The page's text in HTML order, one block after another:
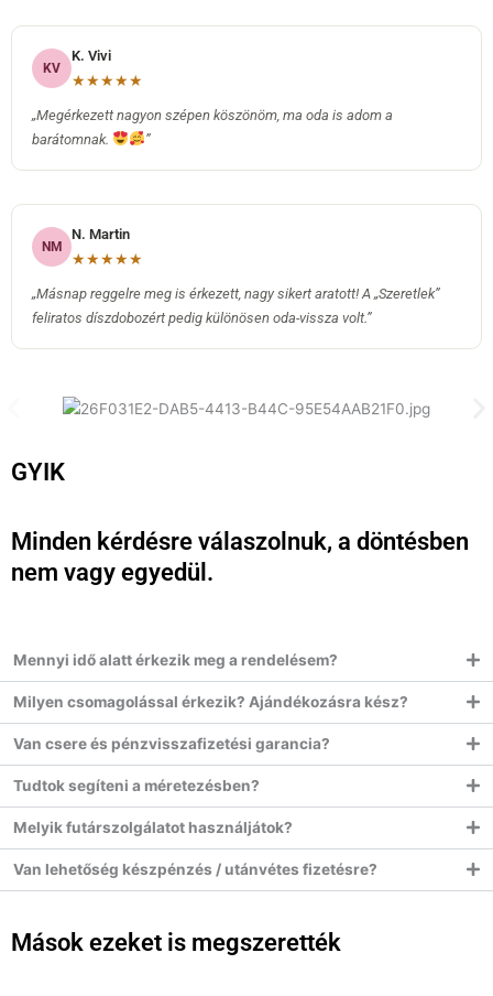
KV
K. Vivi
★★★★★
„Megérkezett nagyon szépen köszönöm, ma oda is adom a
barátomnak.
”
NM
N. Martin
★★★★★
„Másnap reggelre meg is érkezett, nagy sikert aratott! A „Szeretlek”
feliratos díszdobozért pedig különösen oda-vissza volt.”
GYIK
Minden kérdésre válaszolnuk, a döntésben
nem vagy egyedül.
Mennyi idő alatt érkezik meg a rendelésem?
Milyen csomagolással érkezik? Ajándékozásra kész?
Van csere és pénzvisszafizetési garancia?
Tudtok segíteni a méretezésben?
Melyik futárszolgálatot használjátok?
Van lehetőség készpénzés / utánvétes fizetésre?
Mások ezeket is megszerették